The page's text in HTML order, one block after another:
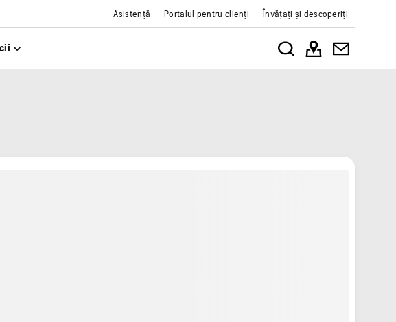
Asistență Portalul pentru clienți Învățați și descoperiți